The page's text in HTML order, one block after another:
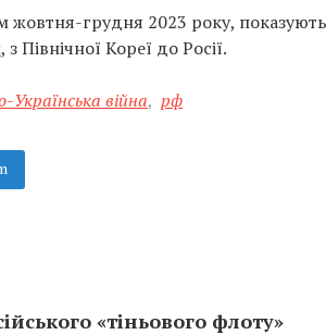
жовтня-грудня 2023 року, показують
, з Північної Кореї до Росії.
Українська війна, рф
«тіньового флоту»